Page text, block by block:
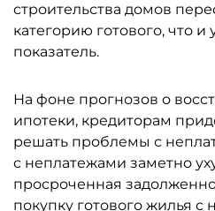
строительства домов
категорию готового, что
показатель.
На фоне прогнозов о
ипотеки, кредиторам
решать проблемы с
с неплатежами заметно
просроченная
покупку готового жилья с